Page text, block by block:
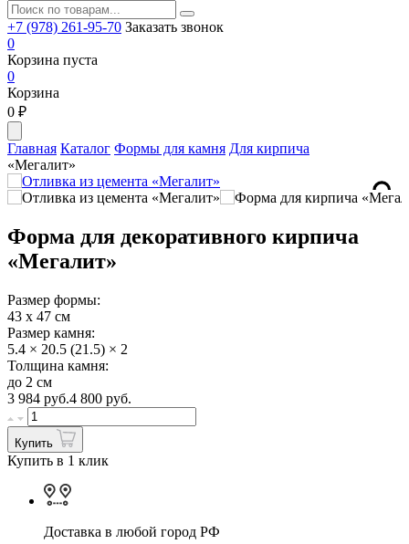
+7 (978) 261-95-70 Заказать звонок
0
Корзина пуста
0
Корзина
0 ₽
Главная Каталог Формы для камня Для кирпича
«Мегалит»
Форма для декоративного кирпича
«Мегалит»
Размер формы:
43 х 47 см
Размер камня:
5.4 × 20.5 (21.5) × 2
Толщина камня:
до 2 см
3 984 руб.4 800 руб.
Купить
Купить в 1 клик
Доставка в любой город РФ